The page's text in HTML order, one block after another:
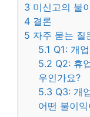
3 미신고의 불
4 결론
5 자주 묻는 질
5.1 Q1: 개
5.2 Q2: 휴
우인가요?
5.3 Q3: 개
어떤 불이